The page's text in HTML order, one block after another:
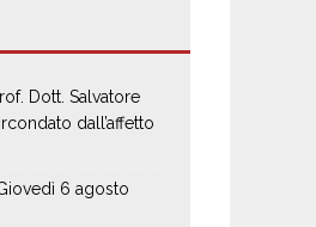
Dott. Salvatore
dall’affetto
Giovedì 6 agosto